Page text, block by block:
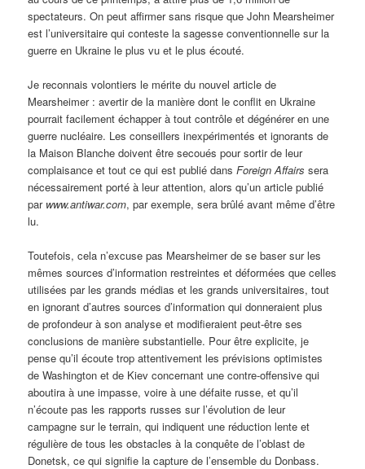
spectateurs. On peut affirmer sans risque que John Mearsheimer
est l’universitaire qui conteste la sagesse conventionnelle sur la
guerre en Ukraine le plus vu et le plus écouté.
Je reconnais volontiers le mérite du nouvel article de
Mearsheimer : avertir de la manière dont le conflit en Ukraine
pourrait facilement échapper à tout contrôle et dégénérer en une
guerre nucléaire. Les conseillers inexpérimentés et ignorants de
la Maison Blanche doivent être secoués pour sortir de leur
complaisance et tout ce qui est publié dansForeign Affairs sera
nécessairement porté à leur attention, alors qu’un article publié
par www.antiwar.com, par exemple, sera brûlé avant même d’être
lu.
Toutefois, cela n’excuse pas Mearsheimer de se baser sur les
mêmes sources d’information restreintes et déformées que celles
utilisées par les grands médias et les grands universitaires, tout
en ignorant d’autres sources d’information qui donneraient plus
de profondeur à son analyse et modifieraient peut-être ses
conclusions de manière substantielle. Pour être explicite, je
pense qu’il écoute trop attentivement les prévisions optimistes
de Washington et de Kiev concernant une contre-offensive qui
aboutira à une impasse, voire à une défaite russe, et qu’il
n’écoute pas les rapports russes sur l’évolution de leur
campagne sur le terrain, qui indiquent une réduction lente et
régulière de tous les obstacles à la conquête de l’oblast de
Donetsk, ce qui signifie la capture de l’ensemble du Donbass.